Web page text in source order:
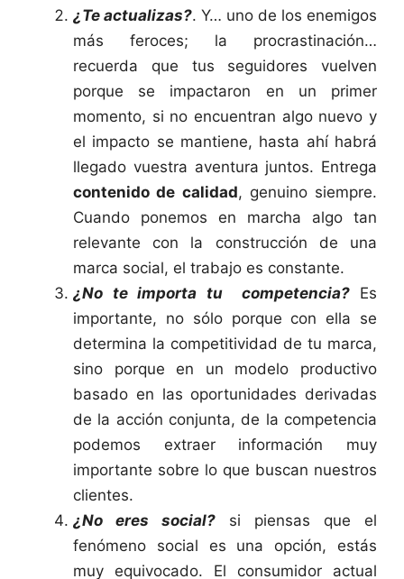
¿Te actualizas?. Y… uno de los enemigos
más feroces; la procrastinación…
recuerda que tus seguidores vuelven
porque se impactaron en un primer
momento, si no encuentran algo nuevo y
el impacto se mantiene, hasta ahí habrá
llegado vuestra aventura juntos. Entrega
contenido de calidad, genuino siempre.
Cuando ponemos en marcha algo tan
relevante con la construcción de una
marca social, el trabajo es constante.
¿No te importa tu competencia?Es
importante, no sólo porque con ella se
determina la competitividad de tu marca,
sino porque en un modelo productivo
basado en las oportunidades derivadas
de la acción conjunta, de la competencia
podemos extraer información muy
importante sobre lo que buscan nuestros
clientes.
¿No eres social? si piensas que el
fenómeno social es una opción, estás
muy equivocado. El consumidor actual